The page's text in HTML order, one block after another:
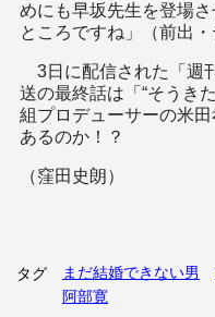
めにも早坂先生を登場
ところですね」（前出・
3日に配信された「週
送の最終話は「“そうき
組プロデューサーの米
あるのか！？
（窪田史朗）
タグ まだ結婚できない男
阿部寛